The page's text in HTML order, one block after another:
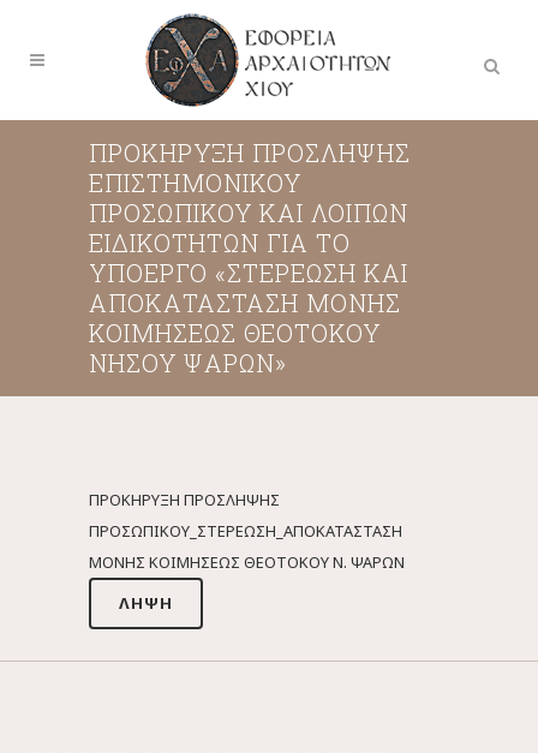
ΠΡΟΚΗΡΥΞΗ ΠΡΟΣΛΗΨΗΣ
ΕΠΙΣΤΗΜΟΝΙΚΟΥ
ΠΡΟΣΩΠΙΚΟΥ ΚΑΙ ΛΟΙΠΩΝ
ΕΙΔΙΚΟΤΗΤΩΝ ΓΙΑ ΤΟ
ΥΠΟΕΡΓΟ «ΣΤΕΡΕΩΣΗ ΚΑΙ
ΑΠΟΚΑΤΑΣΤΑΣΗ ΜΟΝΗΣ
ΚΟΙΜΗΣΕΩΣ ΘΕΟΤΟΚΟΥ
ΝΗΣΟΥ ΨΑΡΩΝ»
ΠΡΟΚΗΡΥΞΗ ΠΡΟΣΛΗΨΗΣ
ΠΡΟΣΩΠΙΚΟΥ_ΣΤΕΡΕΩΣΗ_ΑΠΟΚΑΤΑΣΤΑΣΗ
ΜΟΝΗΣ ΚΟΙΜΗΣΕΩΣ ΘΕΟΤΟΚΟΥ Ν. ΨΑΡΩΝ
ΛΉΨΗ